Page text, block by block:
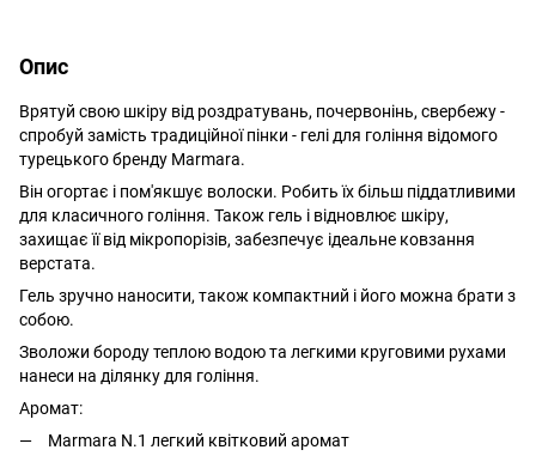
Опис
Врятуй свою шкіру від роздратувань, почервонінь, свербежу -
спробуй замість традиційної пінки - гелі для гоління відомого
турецького бренду Marmara.
Він огортає і пом'якшує волоски. Робить їх більш піддатливими
для класичного гоління. Також гель і відновлює шкіру,
захищає її від мікропорізів, забезпечує ідеальне ковзання
верстата.
Гель зручно наносити, також компактний і його можна брати з
собою.
Зволожи бороду теплою водою та легкими круговими рухами
нанеси на ділянку для гоління.
Аромат:
Marmara N.1 легкий квітковий аромат